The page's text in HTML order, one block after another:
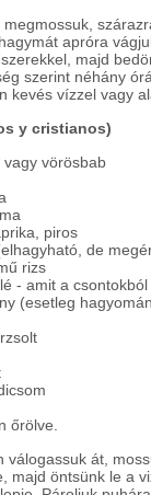
apróra
majd
szerint néhány
kevés vízzel vagy
y cristianos)
vörösbab
piros
de
rizs
- amit a
(esetleg
őrölve.
válogassuk át,
majd öntsünk le a